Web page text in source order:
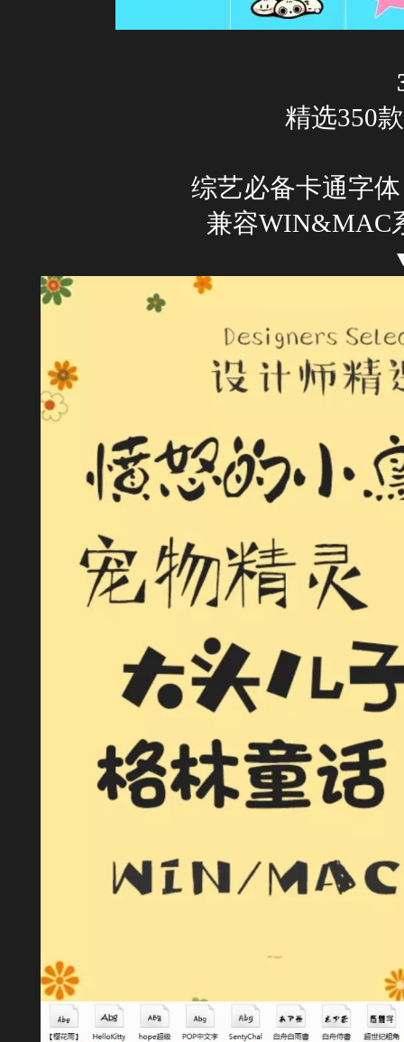
精选350
综艺必备卡通字
兼容WIN&MAC